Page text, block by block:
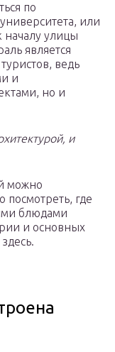
по
или
началу улицы
является
ведь
и
но и
и
можно
посмотреть, где
блюдами
и основных